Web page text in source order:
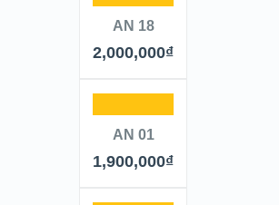
AN 18
2,000,000₫
AN 01
1,900,000₫